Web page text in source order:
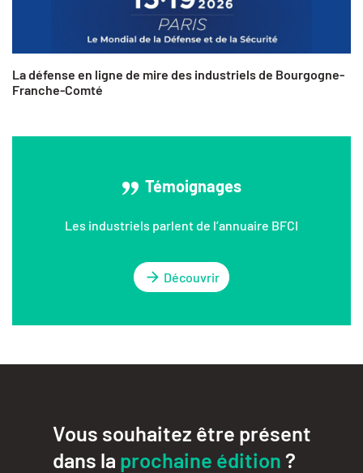
La défense en ligne de mire des industriels de Bourgogne-
Franche-Comté
Témoignages
Les industriels parlent de l’annuaire BFCI
Découvrir
Vous souhaitez être présent
dans la prochaine édition?